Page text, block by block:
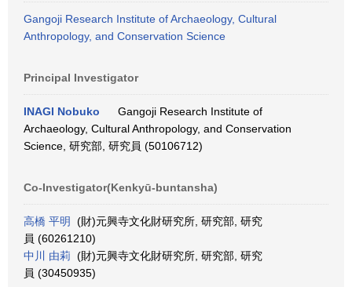
Gangoji Research Institute of Archaeology, Cultural
Anthropology, and Conservation Science
Principal Investigator
INAGI Nobuko
Gangoji Research Institute of
Archaeology, Cultural Anthropology, and Conservation
Science, 研究部, 研究員 (50106712)
Co-Investigator(Kenkyū-buntansha)
高橋 平明
(財)元興寺文化財研究所, 研究部, 研究
員 (60261210)
中川 由莉 (財)元興寺文化財研究所, 研究部, 研究
員 (30450935)